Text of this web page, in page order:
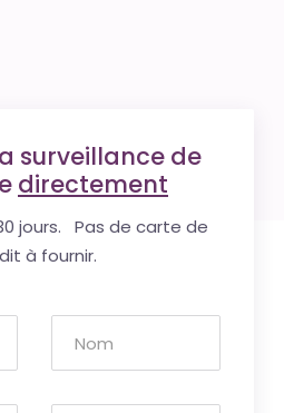
surveillance de
directement
jours. Pas de carte de
à fournir.